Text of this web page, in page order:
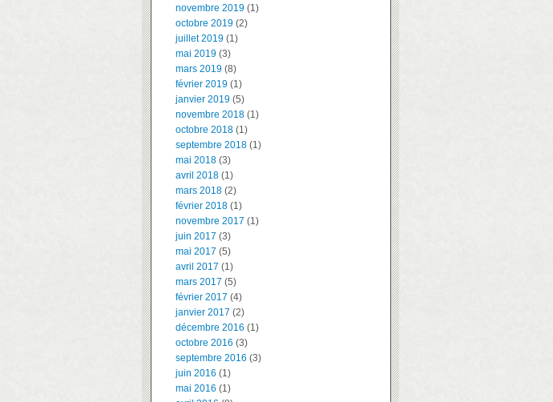
novembre 2019 (1)
octobre 2019 (2)
juillet 2019 (1)
mai 2019 (3)
mars 2019 (8)
février 2019 (1)
janvier 2019 (5)
novembre 2018 (1)
octobre 2018 (1)
septembre 2018 (1)
mai 2018 (3)
avril 2018 (1)
mars 2018 (2)
février 2018 (1)
novembre 2017 (1)
juin 2017 (3)
mai 2017 (5)
avril 2017 (1)
mars 2017 (5)
février 2017 (4)
janvier 2017 (2)
décembre 2016 (1)
octobre 2016 (3)
septembre 2016 (3)
juin 2016 (1)
mai 2016 (1)